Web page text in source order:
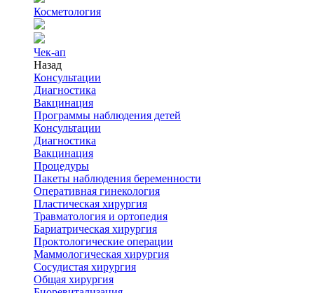
Косметология
Чек-ап
Назад
Консультации
Диагностика
Вакцинация
Программы наблюдения детей
Консультации
Диагностика
Вакцинация
Процедуры
Пакеты наблюдения беременности
Оперативная гинекология
Пластическая хирургия
Травматология и ортопедия
Бариатрическая хирургия
Проктологические операции
Маммологическая хирургия
Сосудистая хирургия
Общая хирургия